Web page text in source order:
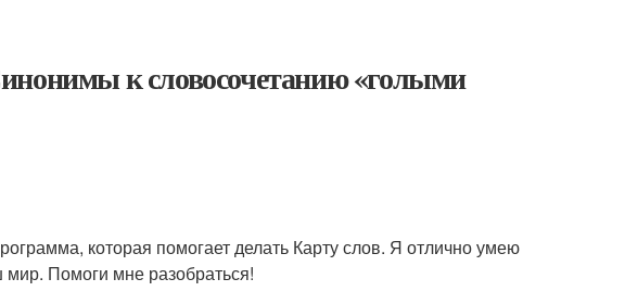
к словосочетанию «голыми
которая помогает делать Карту слов. Я отлично умею
мир. Помоги мне разобраться!